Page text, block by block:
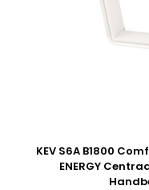
KEV S6A B1800
ENERGY